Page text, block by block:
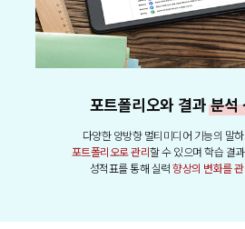
포트폴리오와 결과분석
다양한 양방향 멀티미디어 기능의 말
포트폴리오로 관리할 수 있으며 학습 결
성적표를 통해 실력향상의 변화를